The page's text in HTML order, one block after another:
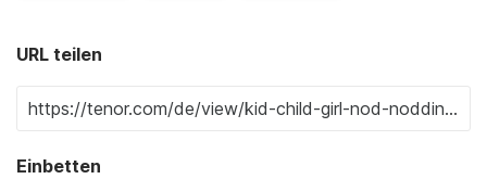
URL teilen
Einbetten